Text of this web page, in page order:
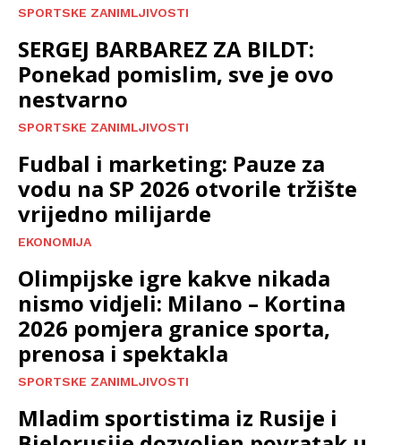
SPORTSKE ZANIMLJIVOSTI
SERGEJ BARBAREZ ZA BILDT:
Ponekad pomislim, sve je ovo
nestvarno
SPORTSKE ZANIMLJIVOSTI
Fudbal i marketing: Pauze za
vodu na SP 2026 otvorile tržište
vrijedno milijarde
EKONOMIJA
Olimpijske igre kakve nikada
nismo vidjeli: Milano – Kortina
2026 pomjera granice sporta,
prenosa i spektakla
SPORTSKE ZANIMLJIVOSTI
Mladim sportistima iz Rusije i